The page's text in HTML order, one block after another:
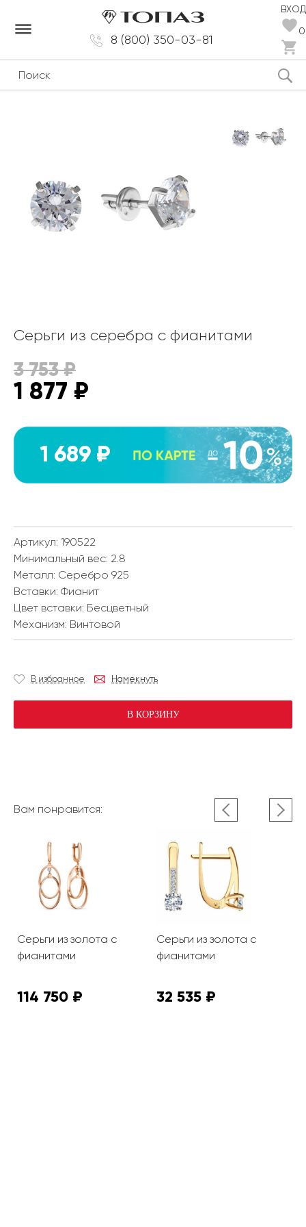
8 (800) 350-03-81
ВХОД
0
dehaze
Серьги из серебра с фианитами
3 753₽
1 877 ₽
1 689 ₽
Артикул: 190522
Минимальный вес: 2.8
Металл: Серебро 925
Вставки: Фианит
Цвет вставки: Бесцветный
Механизм: Винтовой
В избранное Намекнуть
В КОРЗИНУ
Вам понравится:
Серьги из золота с
фианитами
114 750 ₽
Серьги из золота с
фианитами
32 535 ₽